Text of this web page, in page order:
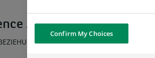
Anthony
Confirm My Choices